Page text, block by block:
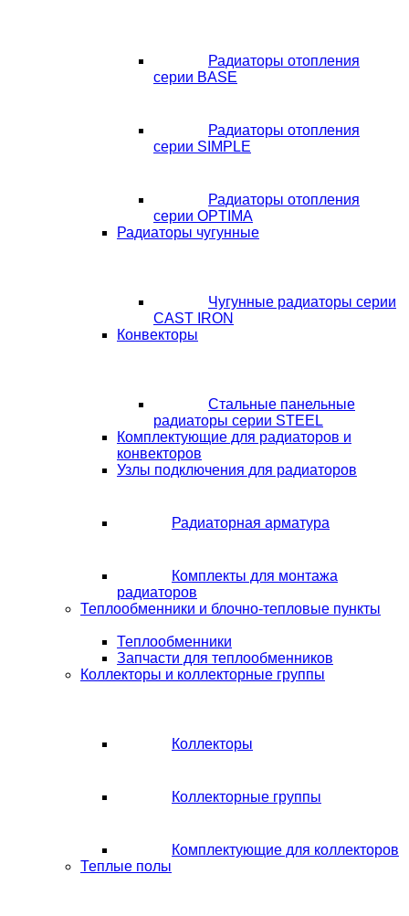
Радиаторы отопления
серии BASE
Радиаторы отопления
серии SIMPLE
Радиаторы отопления
серии OPTIMA
Радиаторы чугунные
Чугунные радиаторы серии
CAST IRON
Конвекторы
Стальные панельные
радиаторы серии STEEL
Комплектующие для радиаторов и
конвекторов
Узлы подключения для радиаторов
Радиаторная арматура
Комплекты для монтажа
радиаторов
Теплообменники и блочно-тепловые пункты
Теплообменники
Запчасти для теплообменников
Коллекторы и коллекторные группы
Коллекторы
Коллекторные группы
Комплектующие для коллекторов
Теплые полы